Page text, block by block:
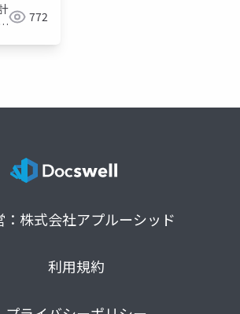
772
：株式会社アプルーシッド
利用規約